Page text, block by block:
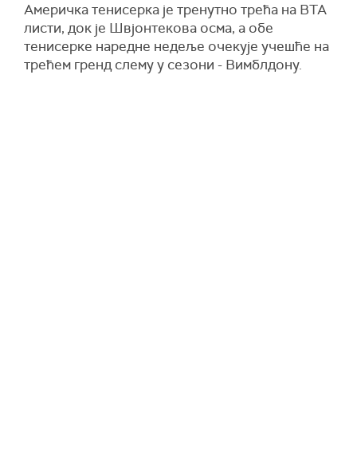
Америчка тенисерка је тренутно трећа на ВТА
листи, док је Швјонтекова осма, а обе
тенисерке наредне недеље очекује учешће на
трећем гренд слему у сезони - Вимблдону.